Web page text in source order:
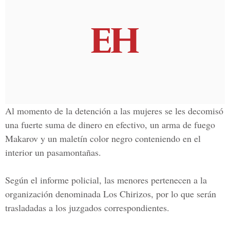
Al momento de la detención a las mujeres se les decomisó
una fuerte suma de dinero en efectivo, un arma de fuego
Makarov y un maletín color negro conteniendo en el
interior un pasamontañas.
Según el informe policial, las menores pertenecen a la
organización denominada Los Chirizos, por lo que serán
trasladadas a los juzgados correspondientes.